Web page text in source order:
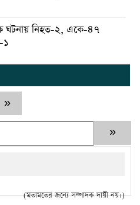
ঘটনায় নিহত-২, একে-৪৭
১
(মতামতের জন্যে সম্পাদক দায়ী নয়।)